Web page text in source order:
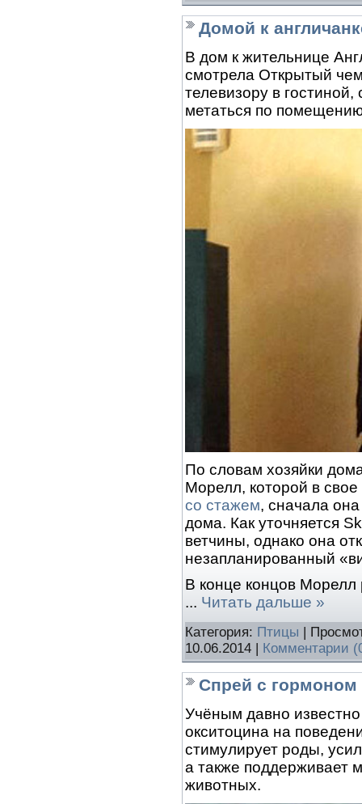
Домой к
В дом к жительнице
смотрела Открытый
телевизору в
метаться по
По словам хозяйки
Морелл, которой в
со стажем, сначала
дома. Как уточняется
ветчины, однако она
незапланированный
В конце концов
... Читать дальше »
Категория: Птицы |
10.06.2014 | Комментарии
Спрей с гормоном
Учёным давно
окситоцина на
стимулирует роды,
а также поддерживает
животных.